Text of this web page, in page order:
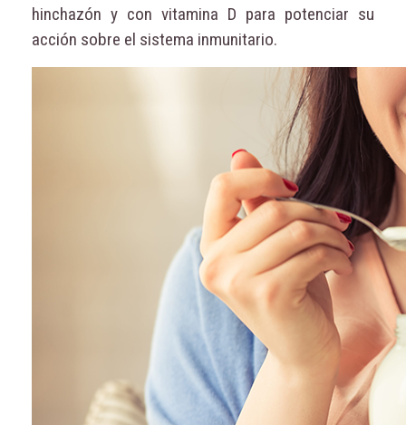
hinchazón y con vitamina D para potenciar su
acción sobre el sistema inmunitario.